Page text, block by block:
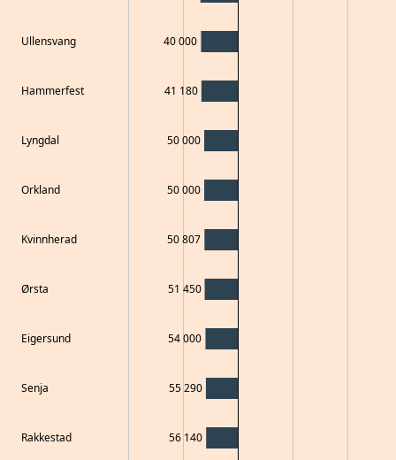
Ullensvang
Hammerfest
Lyngdal
Orkland
Kvinnherad
Ørsta
Eigersund
Senja
Rakkestad
40 000
41 180
50 000
50 000
50 807
51 450
54 000
55 290
56 140